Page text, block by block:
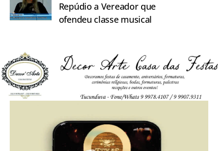
Repúdio a Vereador que
ofendeu classe musical